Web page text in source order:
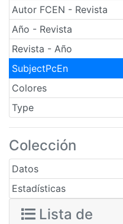
Autor FCEN - Revista
Año - Revista
Revista - Año
SubjectPcEn
Colores
Type
Colección
Datos
Estadísticas
Lista de